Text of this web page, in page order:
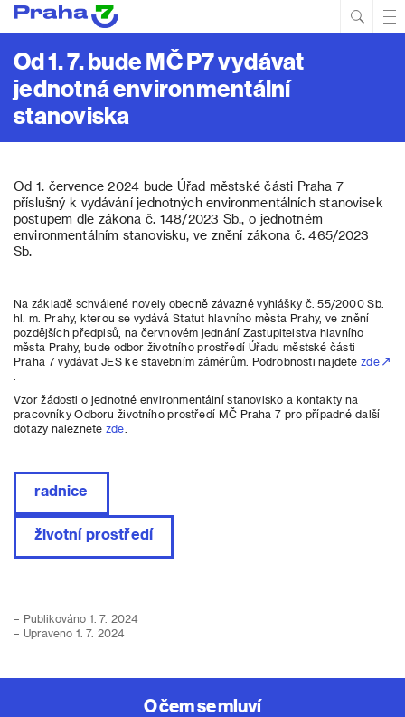
Od 1. 7. bude MČ P7 vydávat
jednotná environmentální
stanoviska
Od 1. července 2024 bude Úřad městské části Praha 7
příslušný k vydávání jednotných environmentálních stanovisek
postupem dle zákona č. 148/2023 Sb., o jednotném
environmentálním stanovisku, ve znění zákona č. 465/2023
Sb.
Na základě schválené novely obecně závazné vyhlášky č. 55/2000 Sb.
hl. m. Prahy, kterou se vydává Statut hlavního města Prahy, ve znění
pozdějších předpisů, na červnovém jednání Zastupitelstva hlavního
města Prahy, bude odbor životního prostředí Úřadu městské části
Praha 7 vydávat JES ke stavebním záměrům. Podrobnosti najdetezde
Vzor žádosti o jednotné environmentální stanovisko a kontakty na
pracovníky Odboru životního prostředí MČ Praha 7 pro případné další
dotazy naleznete zde
radnice
životní prostředí
– Publikováno 1. 7. 2024
– Upraveno 1. 7. 2024
O čem se mluví